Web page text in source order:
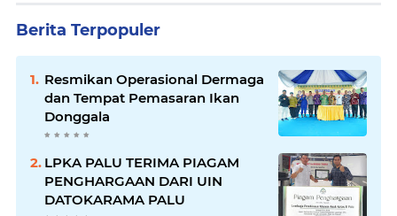
Berita Terpopuler
Resmikan Operasional Dermaga
dan Tempat Pemasaran Ikan
Donggala
LPKA PALU TERIMA PIAGAM
PENGHARGAAN DARI UIN
DATOKARAMA PALU